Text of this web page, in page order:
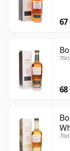
67
68